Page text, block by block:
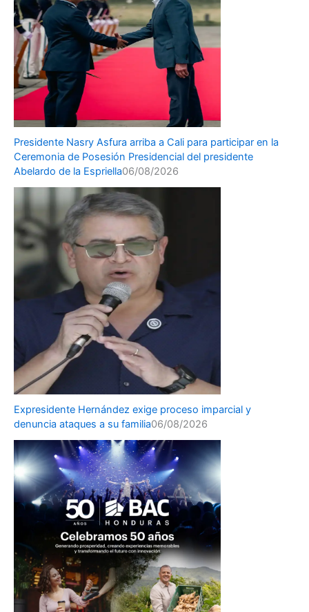
Presidente Nasry Asfura arriba a Cali para participar en la
Ceremonia de Posesión Presidencial del presidente
Abelardo de la Espriella06/08/2026
Expresidente Hernández exige proceso imparcial y
denuncia ataques a su familia06/08/2026